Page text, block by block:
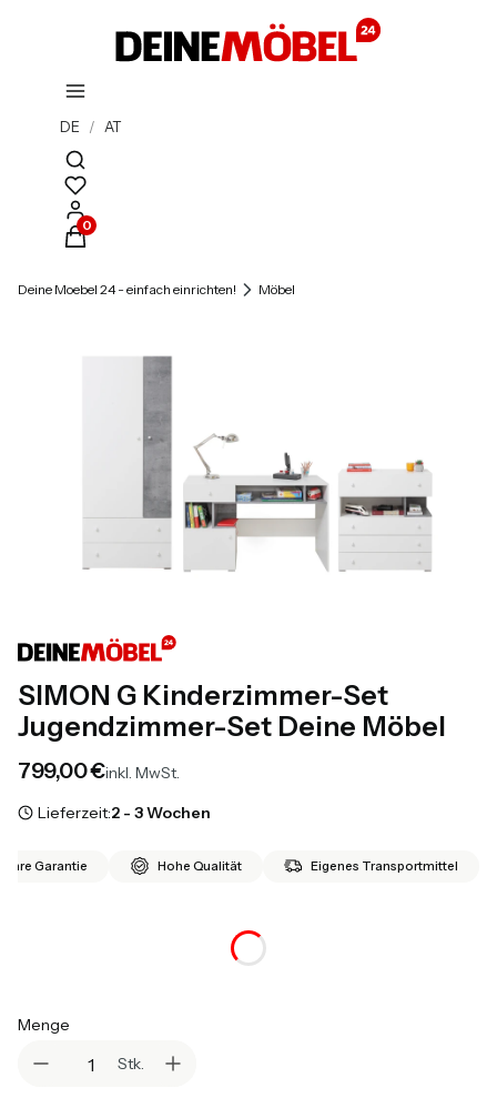
DE / AT
Suchmaschine öffnen
Produkte im Warenkorb: 0. Details anzeigen
Deine Moebel 24 - einfach einrichten! Möbel
SIMON G Kinderzimmer-Set
Jugendzimmer-Set Deine Möbel
Preis
799,00 €inkl. MwSt.
Lieferzeit:2 - 3 Wochen
Garantie Hohe Qualität Eigenes Transportmittel
Menge
Stk.